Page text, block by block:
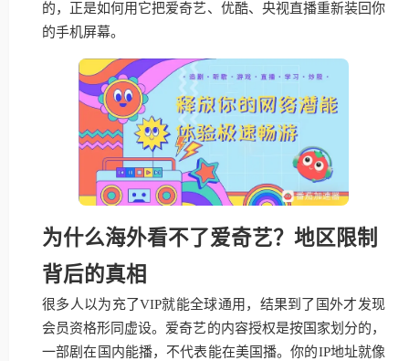
的，正是如何用它把爱奇艺、优酷、央视直播重新装回你
的手机屏幕。
为什么海外看不了爱奇艺？地区限制
背后的真相
很多人以为充了VIP就能全球通用，结果到了国外才发现
会员资格形同虚设。爱奇艺的内容授权是按国家划分的，
一部剧在国内能播，不代表能在美国播。你的IP地址就像